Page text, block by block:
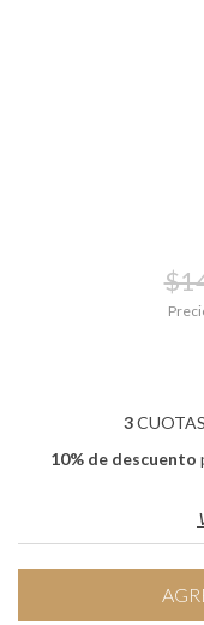
3
10% de descuento